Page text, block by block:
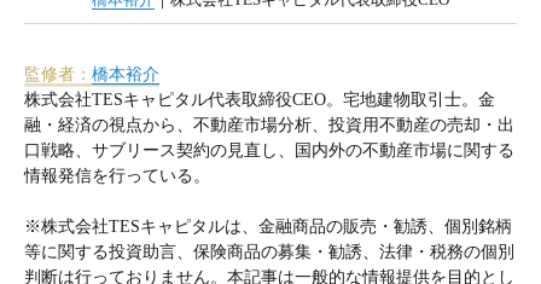
監修者： 橋本裕介
株式会社TESキャピタル代表取締役CEO。宅地建物取引士。金
融・経済の視点から、不動産市場分析、投資用不動産の売却・出
口戦略、サブリース契約の見直し、国内外の不動産市場に関する
情報発信を行っている。
※株式会社TESキャピタルは、金融商品の販売・勧誘、個別銘柄
等に関する投資助言、保険商品の募集・勧誘、法律・税務の個別
判断は行っておりません。本記事は一般的な情報提供を目的とし